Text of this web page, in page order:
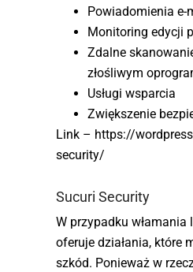
Powiadomienia e-
Monitoring edycji
Zdalne
złośliwym
Usługi wsparcia
Zwiększenie
Link – https://
security/
Sucuri Security
W przypadku
oferuje działania, które
szkód. Ponieważ w